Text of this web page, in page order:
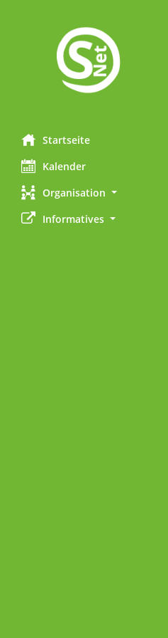
Startseite
Kalender
Organisation
Informatives